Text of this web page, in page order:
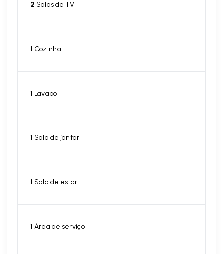
2 Salas de TV
1 Cozinha
1 Lavabo
1 Sala de jantar
1 Sala de estar
1 Área de serviço